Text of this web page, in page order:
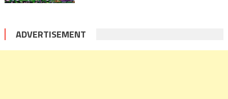
ADVERTISEMENT